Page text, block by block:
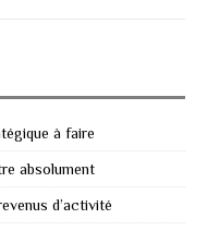
à faire
absolument
d’activité